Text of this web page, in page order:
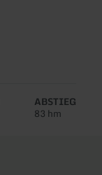
ABSTIEG
83 hm